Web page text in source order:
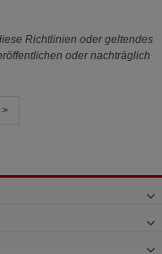
Richtlinien oder geltendes
oder nachträglich
>